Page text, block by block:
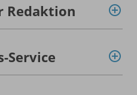
Redaktion
Service